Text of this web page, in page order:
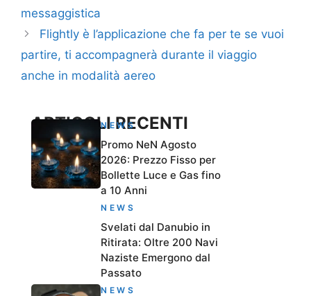
messaggistica
Flightly è l’applicazione che fa per te se vuoi
partire, ti accompagnerà durante il viaggio
anche in modalità aereo
ARTICOLI RECENTI
NEWS
Promo NeN Agosto
2026: Prezzo Fisso per
Bollette Luce e Gas fino
a 10 Anni
NEWS
Svelati dal Danubio in
Ritirata: Oltre 200 Navi
Naziste Emergono dal
Passato
NEWS